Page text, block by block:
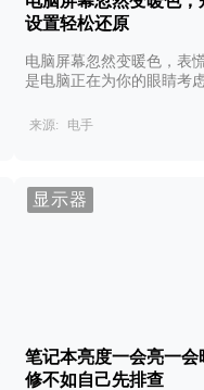
设置轻松还原
电脑屏幕忽然变暖色，表
是电脑正在为你的眼睛考虑
来源: 电手
显示器
笔记本亮度一会亮一会
修不如自己先排查